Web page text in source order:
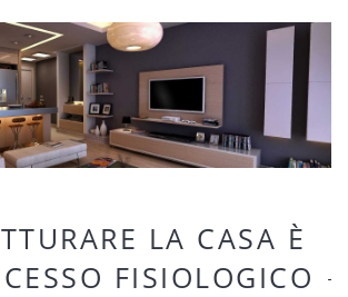
LA CASA È
FISIOLOGICO